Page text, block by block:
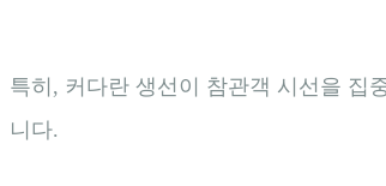
특히, 커다란 생선이 참관객 시선을 집
니다.